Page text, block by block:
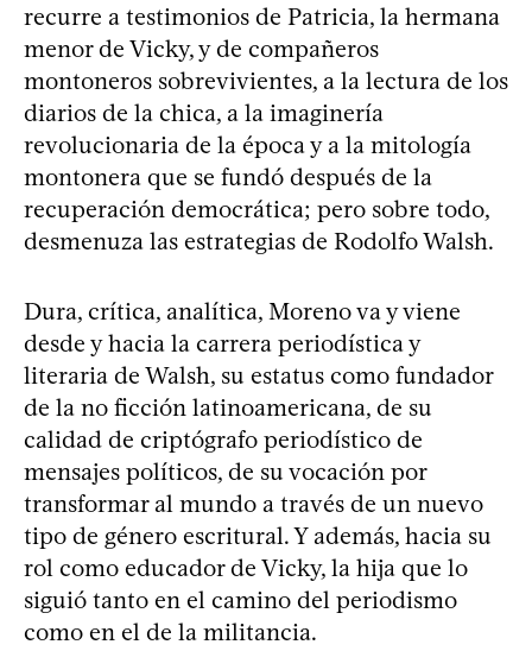
recurre a testimonios de Patricia, la hermana
menor de Vicky, y de compañeros
montoneros sobrevivientes, a la lectura de los
diarios de la chica, a la imaginería
revolucionaria de la época y a la mitología
montonera que se fundó después de la
recuperación democrática; pero sobre todo,
desmenuza las estrategias de Rodolfo Walsh.
Dura, crítica, analítica, Moreno va y viene
desde y hacia la carrera periodística y
literaria de Walsh, su estatus como fundador
de la no ficción latinoamericana, de su
calidad de criptógrafo periodístico de
mensajes políticos, de su vocación por
transformar al mundo a través de un nuevo
tipo de género escritural. Y además, hacia su
rol como educador de Vicky, la hija que lo
siguió tanto en el camino del periodismo
como en el de la militancia.